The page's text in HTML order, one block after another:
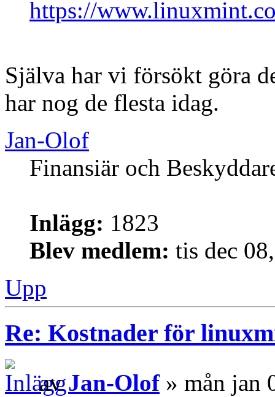
https://
Själva har vi försökt göra
har nog de flesta idag.
Jan-Olof
Finansiär och
Inlägg: 1823
Blev medlem: tis dec
Upp
Re: Kostnader för
avJan-Olof» mån jan